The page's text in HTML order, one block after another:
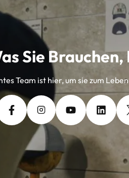
Sie
Team ist hier, um sie zum